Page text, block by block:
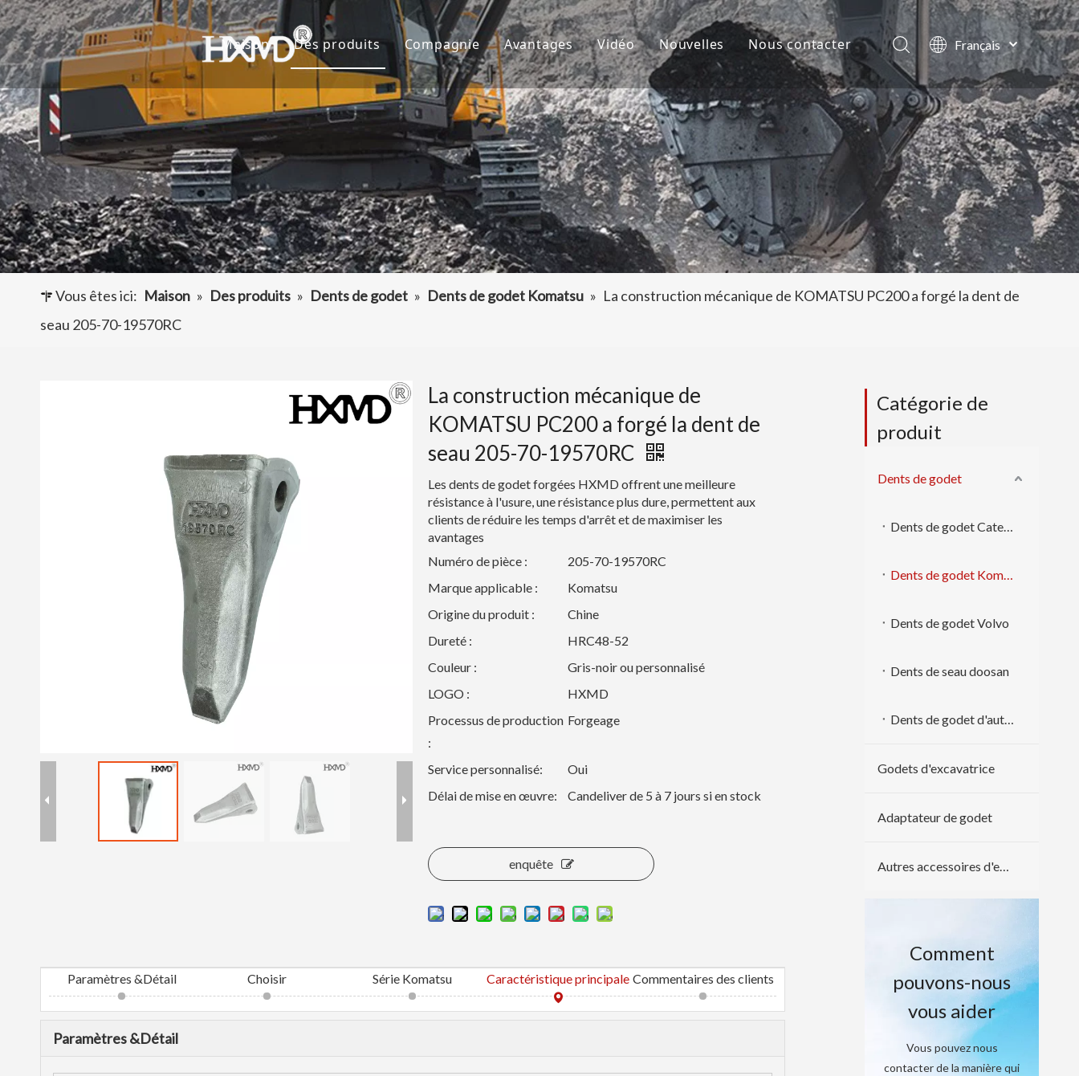
Maison Des produits
Dents de godet
Godet d'excavatrice
Adaptateur de dents de godet
Autres accessoires d'excavatrice
Compagnie
À propos de nous
Culture
FAQ
Avantages
R&D
Production
Service
Vidéo Nouvelles
Nouvelles de la société
Projets
Nous contacter
Français
English
العربية
Pусский
Español
Português
Vous êtes ici: Maison » Des produits » Dents de godet » Dents de godet Komatsu » La construction mécanique de KOMATSU PC200 a forgé la dent de
seau 205-70-19570RC
La construction mécanique de
KOMATSU PC200 a forgé la dent de
seau 205-70-19570RC
Les dents de godet forgées HXMD offrent une meilleure
résistance à l'usure, une résistance plus dure, permettent aux
clients de réduire les temps d'arrêt et de maximiser les
avantages
Numéro de pièce :
205-70-19570RC
Marque applicable :
Komatsu
Origine du produit :
Chine
Dureté :
HRC48-52
Couleur :
Gris-noir ou personnalisé
LOGO :
HXMD
Processus de production
:
Forgeage
Service personnalisé:
Oui
Délai de mise en œuvre:
Candeliver de 5 à 7 jours si en stock
enquête
Paramètres &Détail Choisir Série Komatsu Caractéristique principale Commentaires des clients
Paramètres &Détail
Catégorie de
produit
Dents de godet
Dents de godet Caterpillar
Dents de godet Komatsu
Dents de godet Volvo
Dents de seau doosan
Dents de godet d'autres marques
Godets d'excavatrice
Adaptateur de godet
Autres accessoires d'excavatrice
Comment
pouvons-nous
vous aider
Vous pouvez nous
contacter de la manière qui